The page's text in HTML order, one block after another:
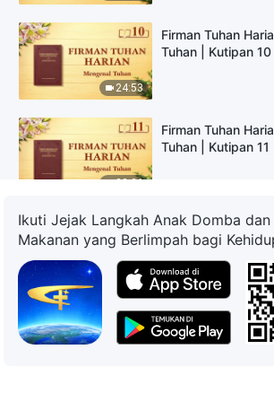
24:53
Firman Tuhan
Tuhan | Kutipan 10
22:26
Firman Tuhan
Tuhan | Kutipan 11
8:13
Firman Tuhan
Tuhan | Kutipan 12
Firman Tuhan
Tuhan | Kutipan 13
Ikuti Jejak Langkah Anak Domba
Makanan yang Berlimpah bagi